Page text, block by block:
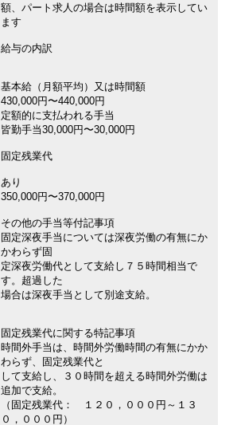
額、パート求人の場合は時間額を表示してい
ます
給与の内訳
基本給（月額平均）又は時間額
430,000円〜440,000円
定額的に支払われる手当
皆勤手当30,000円〜30,000円
固定残業代
あり
350,000円〜370,000円
その他の手当等付記事項
固定深夜手当については深夜労働の有無にか
かわらず固
定深夜労働代として支給し７５時間相当で
す。超過した
場合は深夜手当として別途支給。
固定残業代に関する特記事項
時間外手当は、時間外労働時間の有無にかか
わらず、固定残業代と
して支給し、３０時間を超える時間外労働は
追加で支給。
（固定残業代： １２０，０００円～１３
０，０００円）